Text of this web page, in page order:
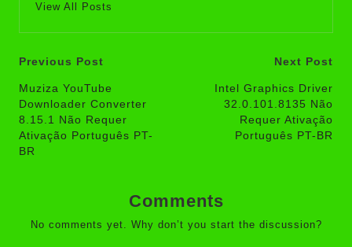
View All Posts
Post
navigation
Previous Post
Muziza YouTube
Downloader Converter
8.15.1 Não Requer
Ativação Português PT-
BR
Next Post
Intel Graphics Driver
32.0.101.8135 Não
Requer Ativação
Português PT-BR
Comments
No comments yet. Why don’t you start the discussion?